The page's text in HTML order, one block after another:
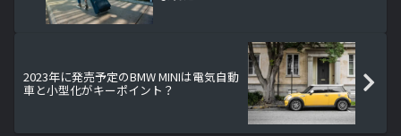
2023年に発売予定のBMW MINIは電気自動
車と小型化がキーポイント？